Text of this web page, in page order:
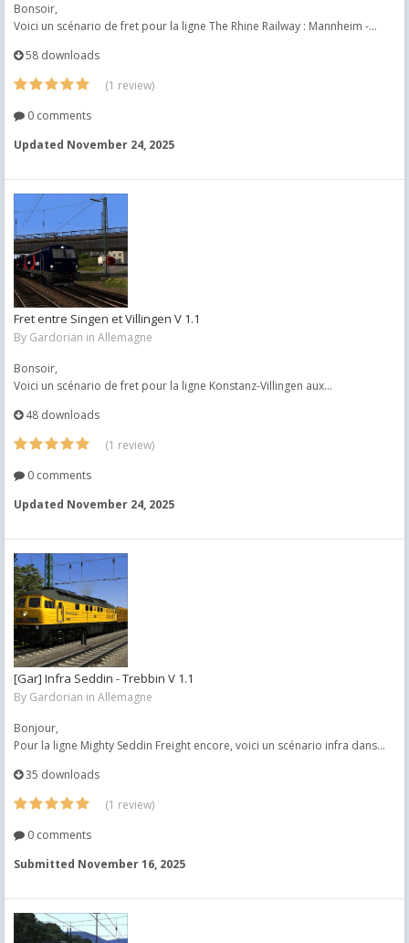
Bonsoir,
Voici un scénario de fret pour la ligne The Rhine Railway : Mannheim -...
58 downloads
(1 review)
0 comments
Updated November 24, 2025
Fret entre Singen et Villingen V 1.1
By Gardorian in Allemagne
Bonsoir,
Voici un scénario de fret pour la ligne Konstanz-Villingen aux...
48 downloads
(1 review)
0 comments
Updated November 24, 2025
[Gar] Infra Seddin - Trebbin V 1.1
By Gardorian in Allemagne
Bonjour,
Pour la ligne Mighty Seddin Freight encore, voici un scénario infra dans...
35 downloads
(1 review)
0 comments
Submitted November 16, 2025